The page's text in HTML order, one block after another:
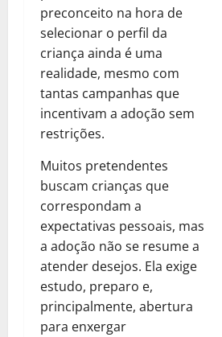
preconceito na hora de
selecionar o perfil da
criança ainda é uma
realidade, mesmo com
tantas campanhas que
incentivam a adoção sem
restrições.
Muitos pretendentes
buscam crianças que
correspondam a
expectativas pessoais, mas
a adoção não se resume a
atender desejos. Ela exige
estudo, preparo e,
principalmente, abertura
para enxergar